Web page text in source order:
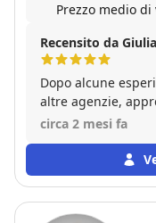
Prezzo medio di
Recensito da
Dopo alcune
altre agenzie,
trovare un'oasi nel
ringraziamento
stata semplicemente
la maggior parte
circa 2 mesi fa